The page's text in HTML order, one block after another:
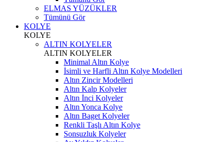
ELMAS YÜZÜKLER
Tümünü Gör
KOLYE
KOLYE
ALTIN KOLYELER
ALTIN KOLYELER
Minimal Altın Kolye
İsimli ve Harfli Altın Kolye Modelleri
Altın Zincir Modelleri
Altın Kalp Kolyeler
Altın İnci Kolyeler
Altın Yonca Kolye
Altın Baget Kolyeler
Renkli Taşlı Altın Kolye
Sonsuzluk Kolyeler